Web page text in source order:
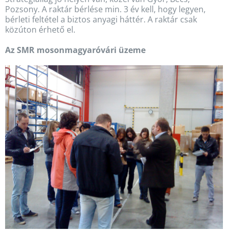
Pozsony. A raktár bérlése min. 3 év kell, hogy legyen,
bérleti feltétel a biztos anyagi háttér. A raktár csak
közúton érhető el.
Az SMR mosonmagyaróvári üzeme